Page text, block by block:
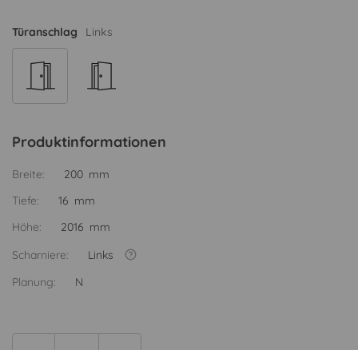
Türanschlag Links
Produktinformationen
Breite:
200 mm
Tiefe:
16 mm
Höhe:
2016 mm
Scharniere:
Links
Planung:
N